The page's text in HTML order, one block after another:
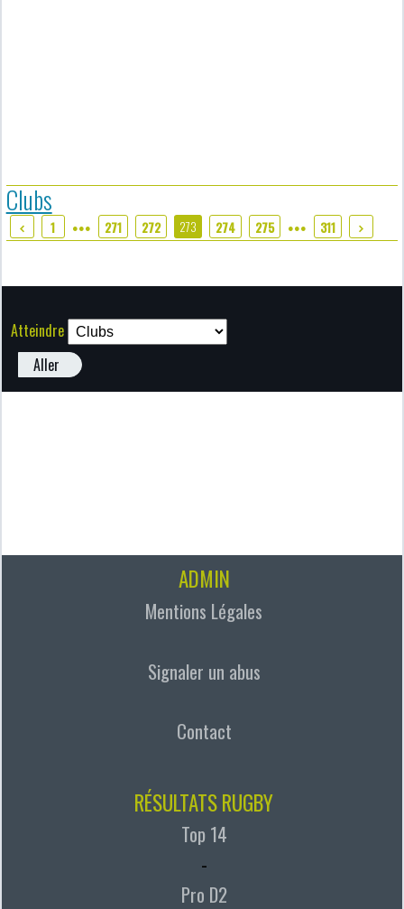
Clubs
1 ●●● 271 272 273 274 275 ●●● 311
Atteindre
Aller
ADMIN
Mentions Légales
Signaler un abus
Contact
RÉSULTATS RUGBY
Top 14
-
Pro D2